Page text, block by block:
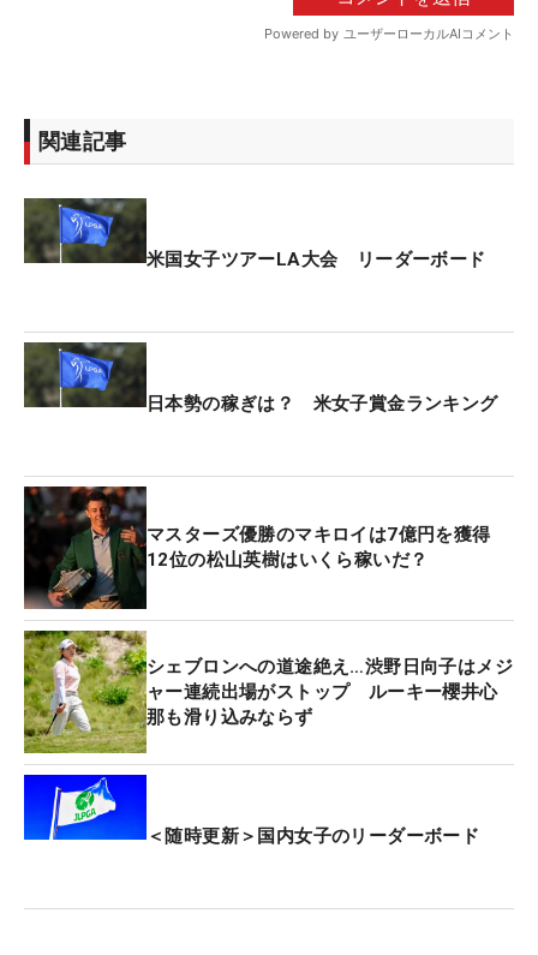
関連記事
米国女子ツアーLA大会 リーダーボード
日本勢の稼ぎは？ 米女子賞金ランキング
マスターズ優勝のマキロイは7億円を獲得
12位の松山英樹はいくら稼いだ？
シェブロンへの道途絶え…渋野日向子はメジ
ャー連続出場がストップ ルーキー櫻井心
那も滑り込みならず
＜随時更新＞国内女子のリーダーボード